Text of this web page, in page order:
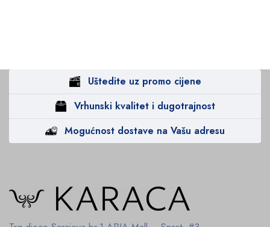
Uštedite uz promo cijene
Vrhunski kvalitet i dugotrajnost
Mogućnost dostave na Vašu adresu